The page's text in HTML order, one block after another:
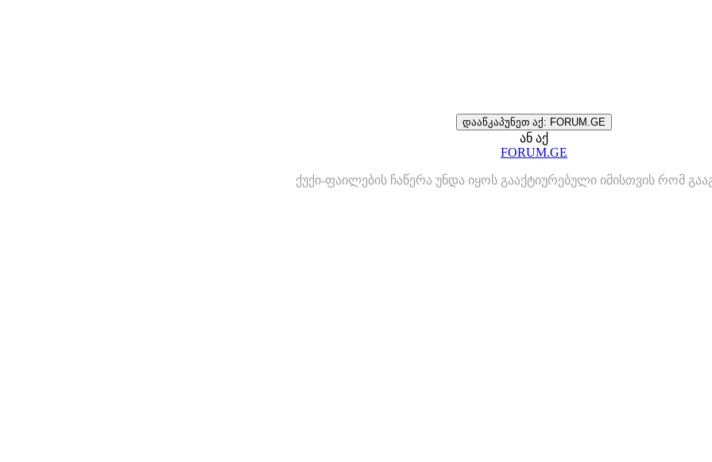
დააწკაპუნეთ აქ: FORUM.GE
ან აქ
FORUM.GE
ქუქი-ფაილების ჩაწერა უნდა იყოს გააქტიურებული იმისთვის რომ